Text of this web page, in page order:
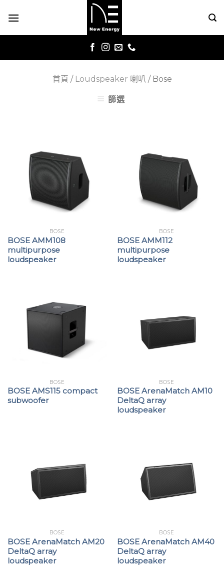
首頁 / Loudspeaker 喇叭 / Bose
篩選
BOSE
BOSE AMM108
multipurpose
loudspeaker
BOSE
BOSE AMM112
multipurpose
loudspeaker
BOSE
BOSE AMS115 compact
subwoofer
BOSE
BOSE ArenaMatch AM10
DeltaQ array
loudspeaker
BOSE
BOSE ArenaMatch AM20
DeltaQ array
loudspeaker
BOSE
BOSE ArenaMatch AM40
DeltaQ array
loudspeaker